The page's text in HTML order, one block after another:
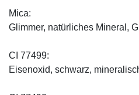
Mica:
Glimmer, natürliches Mineral,
CI 77499:
Eisenoxid, schwarz,